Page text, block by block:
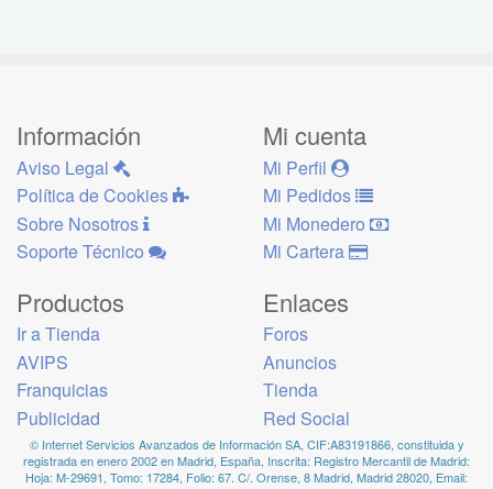
Información
Aviso Legal
Política de Cookies
Sobre Nosotros
Soporte Técnico
Mi cuenta
Mi Perfil
Mi Pedidos
Mi Monedero
Mi Cartera
Productos
Ir a Tienda
AVIPS
Franquicias
Publicidad
Enlaces
Foros
Anuncios
Tienda
Red Social
© Internet Servicios Avanzados de Información SA, CIF:A83191866, constituida y
registrada en enero 2002 en Madrid, España, Inscrita: Registro Mercantil de Madrid:
Hoja: M-29691, Tomo: 17284, Folio: 67. C/. Orense, 8 Madrid, Madrid 28020, Email: